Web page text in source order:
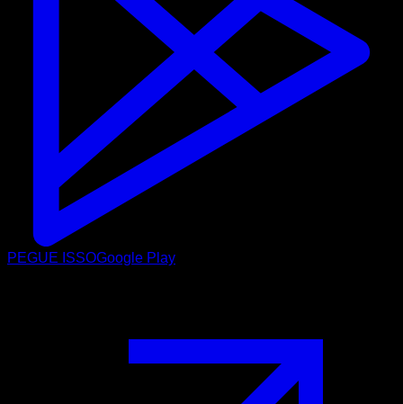
PEGUE ISSOGoogle Play